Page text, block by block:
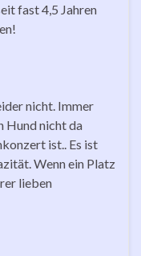
fast 4,5 Jahren
nicht. Immer
Hund nicht da
ist.. Es ist
Wenn ein Platz
lieben